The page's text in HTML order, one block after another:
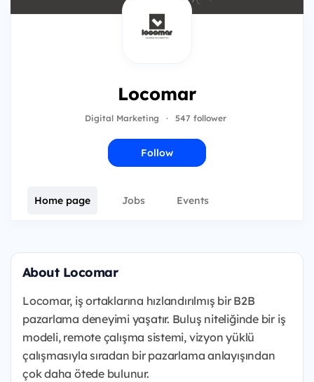
Locomar
Digital Marketing · 547 follower
Follow
Home page Jobs Events
About Locomar
Locomar, iş ortaklarına hızlandırılmış bir B2B
pazarlama deneyimi yaşatır. Buluş niteliğinde bir iş
modeli, remote çalışma sistemi, vizyon yüklü
çalışmasıyla sıradan bir pazarlama anlayışından
çok daha ötede bulunur.